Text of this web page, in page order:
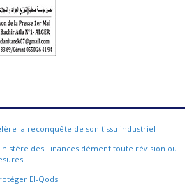
la reconquête de son tissu industriel
des Finances dément toute révision ou
El-Qods